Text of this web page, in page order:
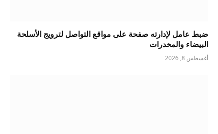
ضبط عامل لإدارته صفحة على مواقع التواصل لترويج الأسلحة
البيضاء والمخدرات
أغسطس 8, 2026